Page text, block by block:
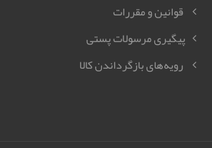
قوانین و مقررات
پیگیری مرسولات پستی
رویه‌های بازگرداندن کالا